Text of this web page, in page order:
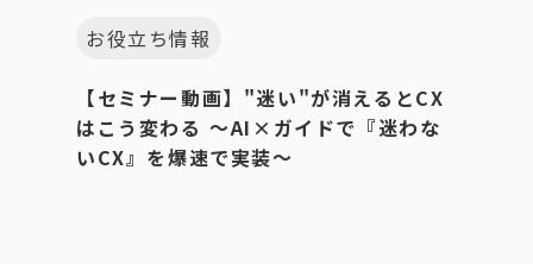
お役立ち情報
【セミナー動画】"迷い"が消えるとCX
はこう変わる 〜AI×ガイドで『迷わな
いCX』を爆速で実装〜